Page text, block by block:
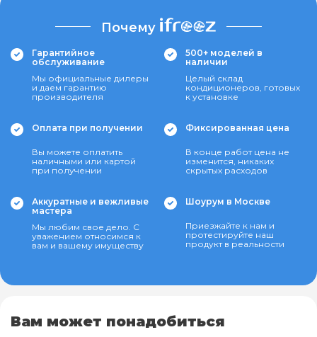
Почему
Гарантийное
обслуживание
Мы официальные дилеры
и даем гарантию
производителя
500+ моделей в
наличии
Целый склад
кондиционеров, готовых
к установке
Оплата при получении
Вы можете оплатить
наличными или картой
при получении
Фиксированная цена
В конце работ цена не
изменится, никаких
скрытых расходов
Аккуратные и вежливые
мастера
Мы любим свое дело. С
уважением относимся к
вам и вашему имуществу
Шоурум в Москве
Приезжайте к нам и
протестируйте наш
продукт в реальности
Вам может понадобиться